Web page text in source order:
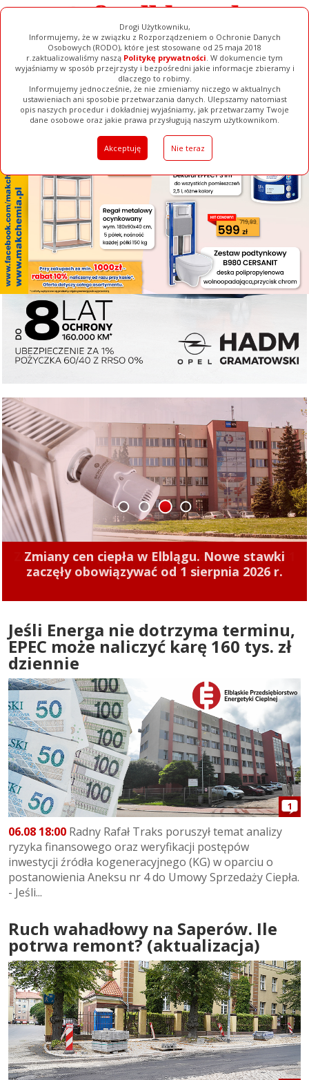
Drogi Użytkowniku,
Informujemy, że w związku z Rozporządzeniem o Ochronie Danych
Osobowych (RODO), które jest stosowane od 25 maja 2018
r.zaktualizowaliśmy naszą Politykę prywatności. W dokumencie tym
wyjaśniamy w sposób przejrzysty i bezpośredni jakie informacje zbieramy i
dlaczego to robimy.
Informujemy jednocześnie, że nie zmieniamy niczego w aktualnych
ustawieniach ani sposobie przetwarzania danych. Ulepszamy natomiast
opis naszych procedur i dokładniej wyjaśniamy, jak przetwarzamy Twoje
dane osobowe oraz jakie prawa przysługują naszym użytkownikom.
Akceptuję Nie teraz
[ ZAMKNIJ ]
Ogłoszenia Filmy Galerie Baza Firm Pełna Wersja
Zmiany cen ciepła w Elblągu. Nowe stawki
zaczęły obowiązywać od 1 sierpnia 2026 r.
1 2 3 4
Jeśli Energa nie dotrzyma terminu,
EPEC może naliczyć karę 160 tys. zł
dziennie
1
06.08 18:00 Radny Rafał Traks poruszył temat analizy
ryzyka finansowego oraz weryfikacji postępów
inwestycji źródła kogeneracyjnego (KG) w oparciu o
postanowienia Aneksu nr 4 do Umowy Sprzedaży Ciepła.
- Jeśli...
Ruch wahadłowy na Saperów. Ile
potrwa remont? (aktualizacja)